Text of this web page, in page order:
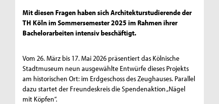
Mit diesen Fragen haben sich Architekturstudierende der
TH Köln im Sommersemester 2025 im Rahmen ihrer
Bachelorarbeiten intensiv beschäftigt.
Vom 26. März bis 17. Mai 2026 präsentiert das Kölnische
Stadtmuseum neun ausgewählte Entwürfe dieses Projekts
am historischen Ort: im Erdgeschoss des Zeughauses. Parallel
dazu startet der Freundeskreis die Spendenaktion „Nägel
mit Köpfen“.